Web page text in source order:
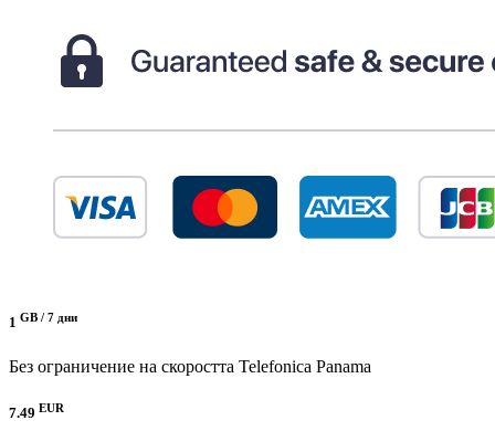
1 GB / 7 дни
Без ограничение на скоростта Telefonica Panama
7.49 EUR